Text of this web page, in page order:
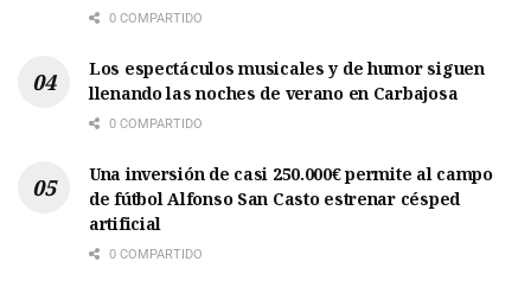
0 COMPARTIDO
Los espectáculos musicales y de humor siguen
llenando las noches de verano en Carbajosa
0 COMPARTIDO
Una inversión de casi 250.000€ permite al campo
de fútbol Alfonso San Casto estrenar césped
artificial
0 COMPARTIDO